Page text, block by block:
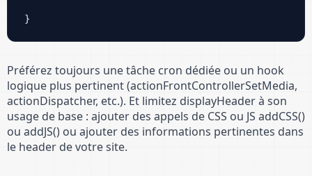
Préférez toujours une tâche cron dédiée ou un hook
logique plus pertinent (actionFrontControllerSetMedia,
actionDispatcher, etc.). Et limitez displayHeader à son
usage de base : ajouter des appels de CSS ou JS addCSS()
ou addJS() ou ajouter des informations pertinentes dans
le header de votre site.